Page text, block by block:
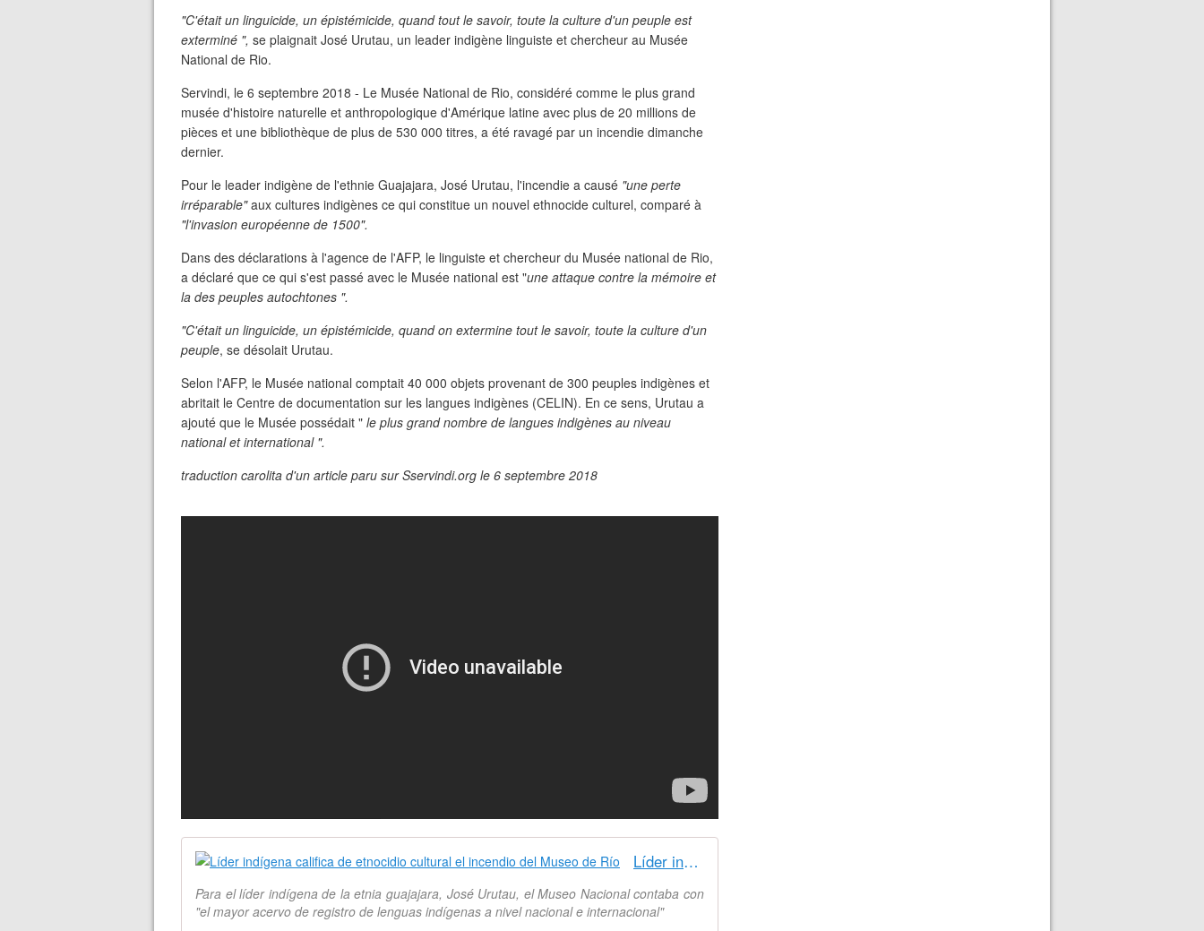
"C'était un linguicide, un épistémicide, quand tout le savoir, toute la culture d'un peuple est
exterminé ", se plaignait José Urutau, un leader indigène linguiste et chercheur au Musée
National de Rio.
Servindi, le 6 septembre 2018 - Le Musée National de Rio, considéré comme le plus grand
musée d'histoire naturelle et anthropologique d'Amérique latine avec plus de 20 millions de
pièces et une bibliothèque de plus de 530 000 titres, a été ravagé par un incendie dimanche
dernier.
Pour le leader indigène de l'ethnie Guajajara, José Urutau, l'incendie a causé "une perte
irréparable"aux cultures indigènes ce qui constitue un nouvel ethnocide culturel, comparé à
"l'invasion européenne de 1500".
Dans des déclarations à l'agence de l'AFP, le linguiste et chercheur du Musée national de Rio,
a déclaré que ce qui s'est passé avec le Musée national est "une attaque contre la mémoire et
la des peuples autochtones ".
"C'était un linguicide, un épistémicide, quand on extermine tout le savoir, toute la culture d'un
peuple, se désolait Urutau.
Selon l'AFP, le Musée national comptait 40 000 objets provenant de 300 peuples indigènes et
abritait le Centre de documentation sur les langues indigènes (CELIN). En ce sens, Urutau a
ajouté que le Musée possédait " le plus grand nombre de langues indigènes au niveau
national et international ".
traduction carolita d'un article paru sur Sservindi.org le 6 septembre 2018
Líder indígena califica de etnocidio cultural el incendio del Museo de Río
Para el líder indígena de la etnia guajajara, José Urutau, el Museo Nacional contaba con
"el mayor acervo de registro de lenguas indígenas a nivel nacional e internacional"